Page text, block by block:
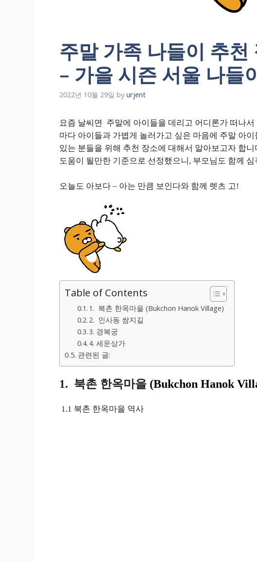
주말 가족 나들이 추
– 가을 시즌 서울 나들
2022년 10월 29일 by urjent
요즘 날씨면 주말에 아이들을 데리고 어디론가 떠나
마다 아이들과 가볍게 놀러가고 싶은 마음에 주말 아
있는 분들을 위해 추천 장소에 대해서 알아보고자 합
도움이 될만한 기준으로 선정했으니, 부모님도 함께
오늘도 아보다 – 아는 만큼 보인다와 함께 렛츠 고!
Table of Contents
1. 북촌 한옥마을 (Bukchon Hanok Village)
2. 인사동 쌈지길
3. 경복궁
4. 세운상가
관련된 글:
1. 북촌 한옥마을 (Bukchon Hanok
1.1 북촌 한옥마을 역사